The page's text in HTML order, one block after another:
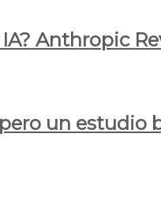
Anthropic
un estudio